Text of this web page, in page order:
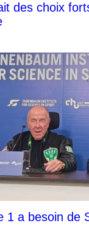
des choix
1 a besoin de